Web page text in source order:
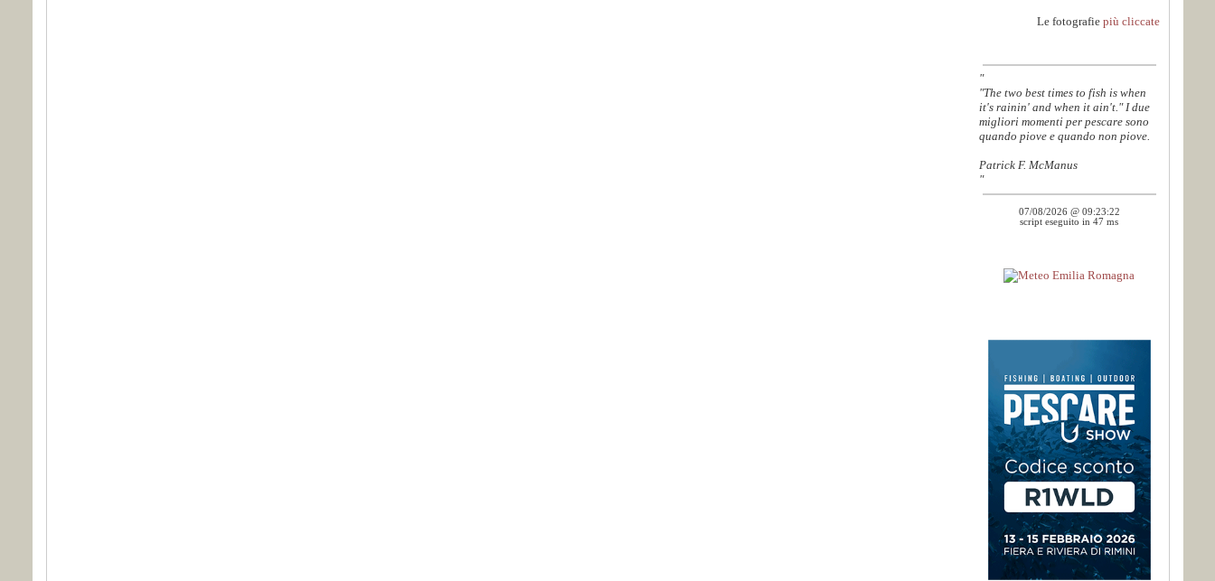
Le fotografie più cliccate
"
"The two best times to fish is when
it's rainin' and when it ain't." I due
migliori momenti per pescare sono
quando piove e quando non piove.
Patrick F. McManus
"
07/08/2026 @ 09:23:22
script eseguito in 47 ms